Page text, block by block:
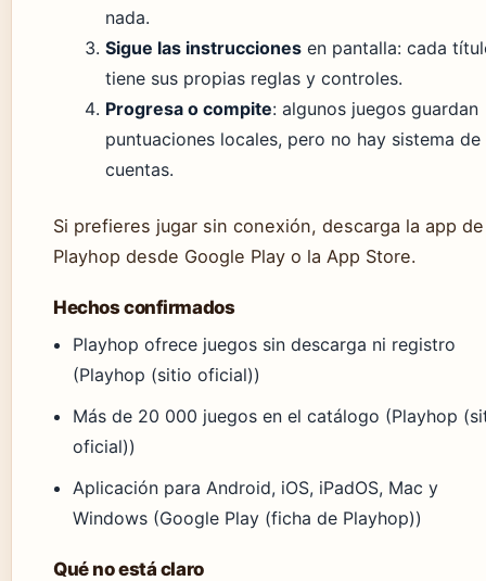
nada.
Sigue las instrucciones en pantalla: cada
tiene sus propias reglas y controles.
Progresa o compite: algunos juegos guardan
puntuaciones locales, pero no hay sistema de
cuentas.
Si prefieres jugar sin conexión, descarga la app de
Playhop desde Google Play o la App Store.
Hechos confirmados
Playhop ofrece juegos sin descarga ni registro
(Playhop (sitio oficial))
Más de 20 000 juegos en el catálogo (Playhop
oficial))
Aplicación para Android, iOS, iPadOS, Mac y
Windows (Google Play (ficha de Playhop))
Qué no está claro